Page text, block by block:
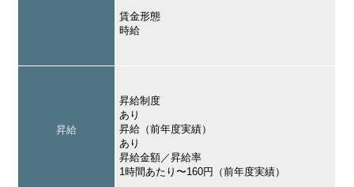
賃金形態
時給
昇給
昇給制度
あり
昇給（前年度実績）
あり
昇給金額／昇給率
1時間あたり〜160円（前年度実績）